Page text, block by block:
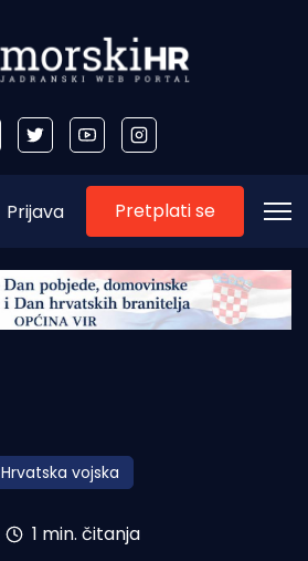
Prijava Pretplati se
Hrvatska vojska
1 min. čitanja